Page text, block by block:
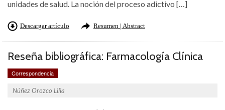
unidades de salud. La noción del proceso adictivo […]
Descargar artículo Resumen | Abstract
Reseña bibliográfica: Farmacología Clínica
Correspondencia
Núñez Orozco Lilia